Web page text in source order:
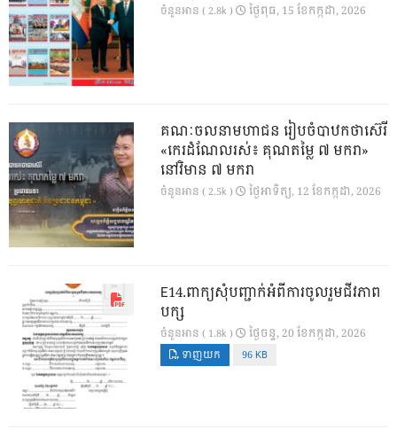
ចំនួនអាន ( 2.8k ) ថ្ងៃ​ពុធ, 15 ខែ​កក្កដា, 2026
គណៈចលនាមហាជន រៀបចំបាឋកថាស៊េរី
«កេរដំណែលរស់៖ គុណតម្លៃ ៧ មករា»
នៅវិមាន ៧ មករា
ចំនួនអាន ( 2.5k ) ថ្ងៃ​អាទិត្យ, 12 ខែ​កក្កដា, 2026
E14.ពាក្យសុំបញ្ជាក់អំពីការចូលរួមជីវភាព
បក្ស
ចំនួនអាន ( 1.8k ) ថ្ងៃ​ចន្ទ, 20 ខែ​កក្កដា, 2026
ទាញយក 96 KB